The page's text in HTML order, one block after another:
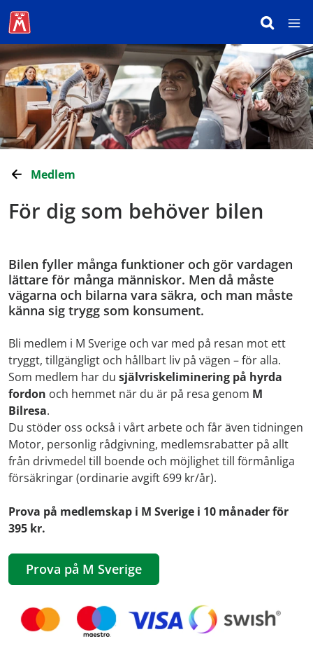
Medlem
För dig som behöver bilen
Bilen fyller många funktioner och gör vardagen
lättare för många människor. Men då måste
vägarna och bilarna vara säkra, och man måste
känna sig trygg som konsument.
Bli medlem i M Sverige och var med på resan mot ett
tryggt, tillgängligt och hållbart liv på vägen – för alla.
Som medlem har du självriskeliminering på hyrda
fordon och hemmet när du är på resa genom M
Bilresa.
Du stöder oss också i vårt arbete och får även tidningen
Motor, personlig rådgivning, medlemsrabatter på allt
från drivmedel till boende och möjlighet till förmånliga
försäkringar (ordinarie avgift 699 kr/år).
Prova på medlemskap i M Sverige i 10 månader för
395 kr.
Prova på M Sverige